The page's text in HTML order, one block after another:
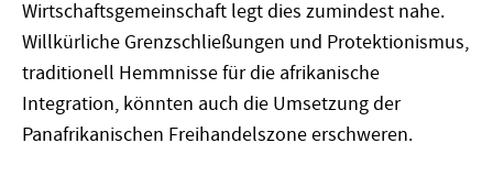
Wirtschaftsgemeinschaft legt dies zumindest nahe.
Willkürliche Grenzschließungen und Protektionismus,
traditionell Hemmnisse für die afrikanische
Integration, könnten auch die Umsetzung der
Panafrikanischen Freihandelszone erschweren.